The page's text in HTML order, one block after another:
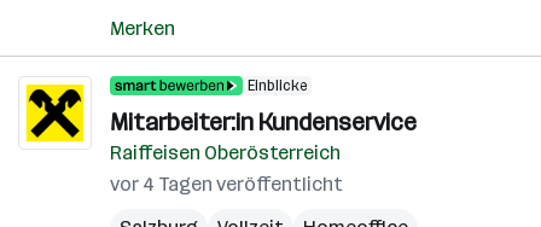
Merken
Einblicke
Mitarbeiter:in Kundenservice
Raiffeisen Oberösterreich
vor 4 Tagen veröffentlicht